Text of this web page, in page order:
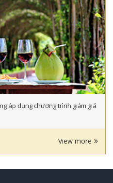
áp dụng chương trình giảm giá
View more